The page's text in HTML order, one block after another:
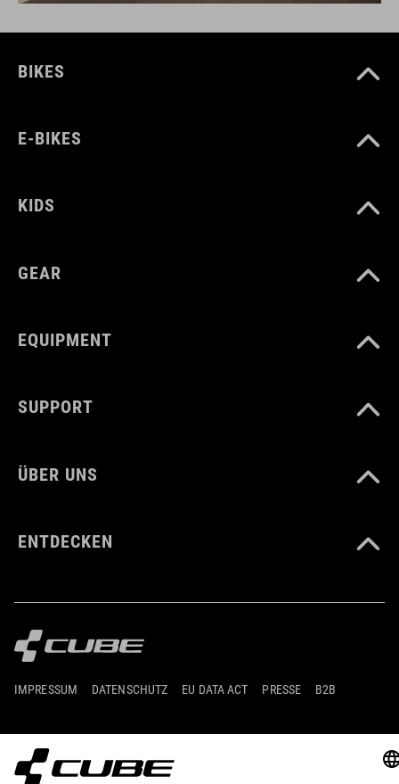
BIKES
E-BIKES
KIDS
GEAR
EQUIPMENT
SUPPORT
ÜBER UNS
ENTDECKEN
IMPRESSUM DATENSCHUTZ EU DATA ACT PRESSE B2B
ISLAND